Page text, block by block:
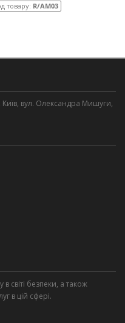
товару: R/AM03
вул. Олександра Мишуги,
світі безпеки, а також
в цій сфері.